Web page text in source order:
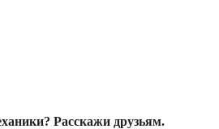
Расскажи друзьям.